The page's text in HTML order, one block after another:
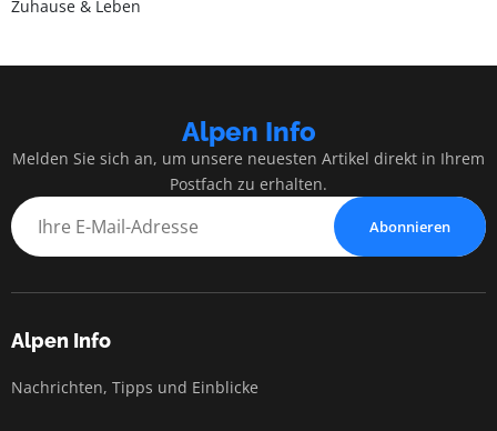
Zuhause & Leben
Alpen Info
Melden Sie sich an, um unsere neuesten Artikel direkt in Ihrem
Postfach zu erhalten.
Abonnieren
Alpen Info
Nachrichten, Tipps und Einblicke